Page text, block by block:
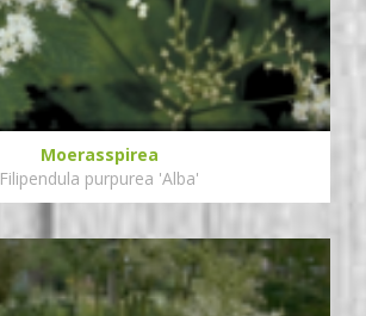
Moerasspirea
Filipendula purpurea 'Alba'